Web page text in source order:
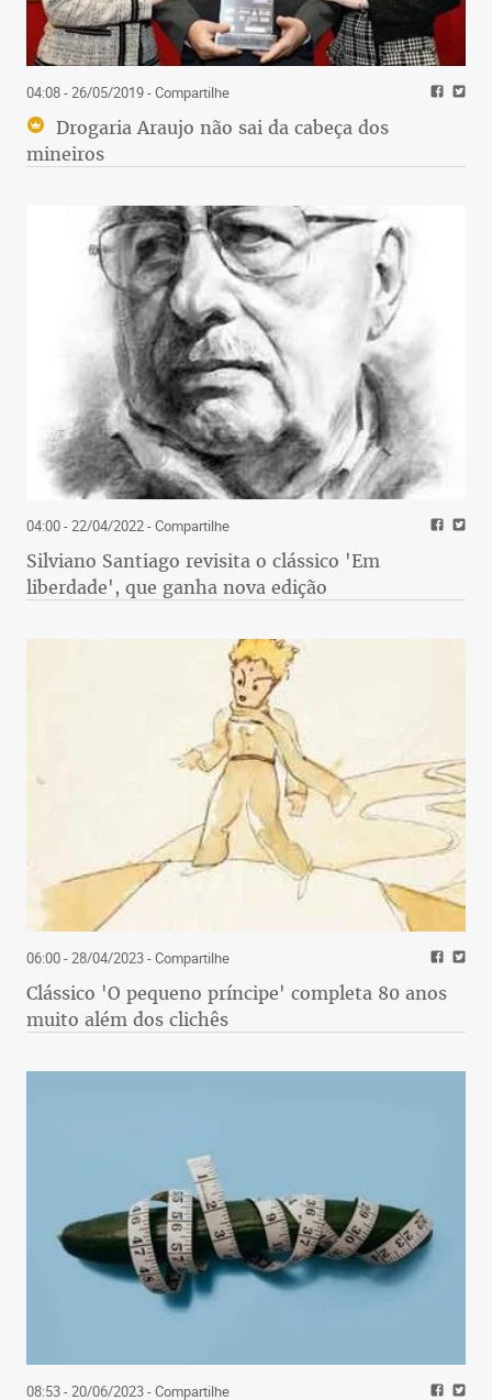
04:08 - 26/05/2019- Compartilhe
Drogaria Araujo não sai da cabeça dos
mineiros
04:00 - 22/04/2022- Compartilhe
Silviano Santiago revisita o clássico 'Em
liberdade', que ganha nova edição
06:00 - 28/04/2023- Compartilhe
Clássico 'O pequeno príncipe' completa 80 anos
muito além dos clichês
08:53 - 20/06/2023- Compartilhe